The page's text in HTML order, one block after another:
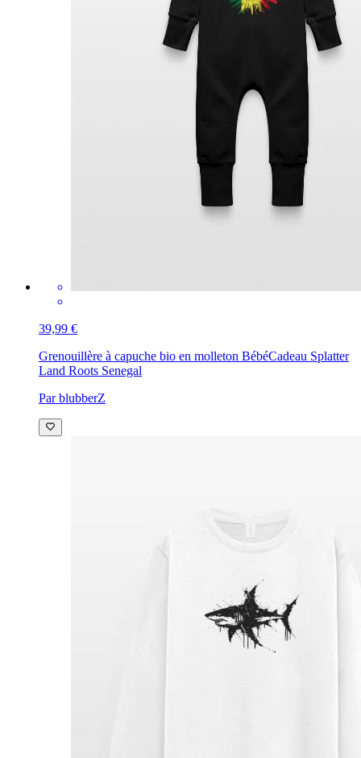
39,99 €
Grenouillère à capuche bio en molleton BébéCadeau Splatter
Land Roots Senegal
Par blubberZ